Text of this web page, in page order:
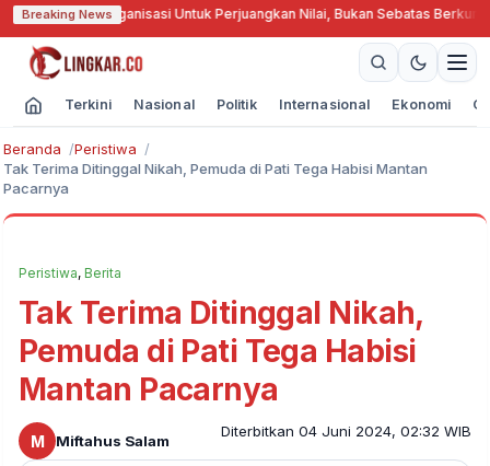
Breaking NewsUntuk Perjuangkan Nilai, Bukan Sebatas Berkumpul·GKR
Terkini Nasional Politik Internasional Ekonomi
Beranda
Peristiwa
Tak Terima Ditinggal Nikah, Pemuda di Pati Tega Habisi Mantan
Pacarnya
Peristiwa, Berita
Tak Terima Ditinggal Nikah,
Pemuda di Pati Tega Habisi
Mantan Pacarnya
M Miftahus Salam
Diterbitkan 04 Juni 2024, 02:32 WIB